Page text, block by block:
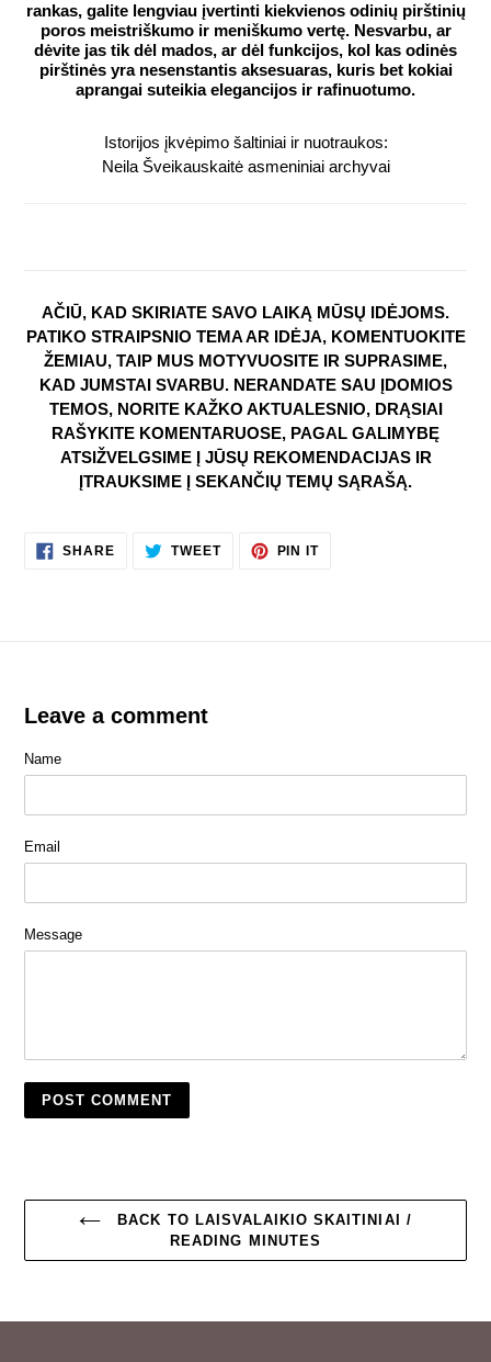
rankas, galite lengviau įvertinti kiekvienos odinių pirštinių
poros meistriškumo ir meniškumo vertę. Nesvarbu, ar
dėvite jas tik dėl mados, ar dėl funkcijos, kol kas odinės
pirštinės yra nesenstantis aksesuaras, kuris bet kokiai
aprangai suteikia elegancijos ir rafinuotumo.
Istorijos įkvėpimo šaltiniai ir nuotraukos:
Neila Šveikauskaitė asmeniniai archyvai
AČIŪ, KAD SKIRIATE SAVO LAIKĄ MŪSŲ IDĖJOMS.
PATIKO STRAIPSNIO TEMA AR IDĖJA, KOMENTUOKITE
ŽEMIAU, TAIP MUS MOTYVUOSITE IR SUPRASIME,
KAD JUMSTAI SVARBU. NERANDATE SAU ĮDOMIOS
TEMOS, NORITE KAŽKO AKTUALESNIO, DRĄSIAI
RAŠYKITE KOMENTARUOSE, PAGAL GALIMYBĘ
ATSIŽVELGSIME Į JŪSŲ REKOMENDACIJAS IR
ĮTRAUKSIME Į SEKANČIŲ TEMŲ SĄRAŠĄ.
SHARESHARE TWEETTWEET
PIN ITPIN
Leave a comment
Name
Email
Message
BACK TO LAISVALAIKIO SKAITINIAI /
READING MINUTES